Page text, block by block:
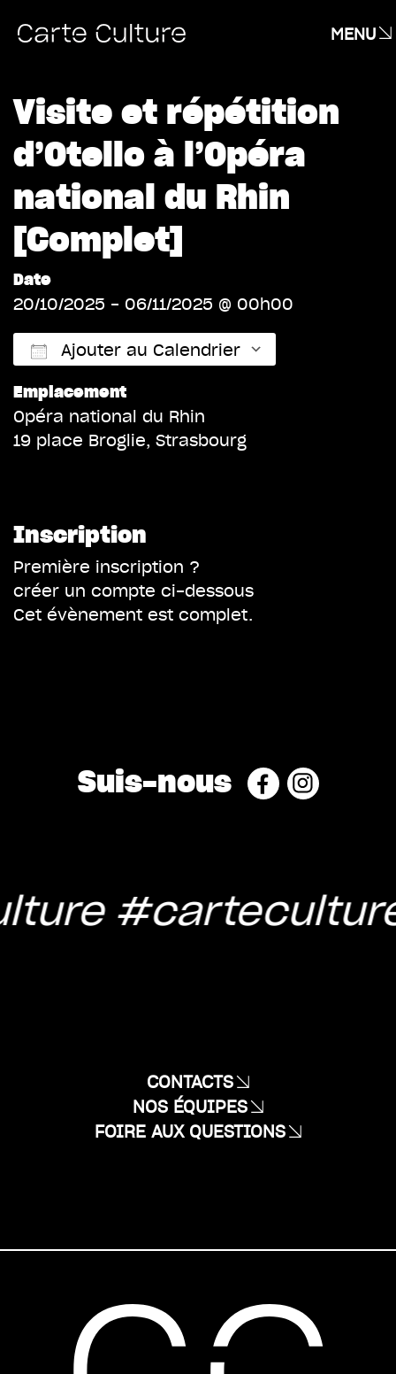
MENU
Visite et répétition
d’Otello à l’Opéra
national du Rhin
[Complet]
Date
20/10/2025 - 06/11/2025 @ 00h00
Ajouter au Calendrier
Télécharger ICS
Emplacement
Opéra national du Rhin
19 place Broglie, Strasbourg
Inscription
Première inscription ?
créer un compte ci-dessous
Cet évènement est complet.
Suis-nous
CONTACTS
NOS ÉQUIPES
FOIRE AUX QUESTIONS